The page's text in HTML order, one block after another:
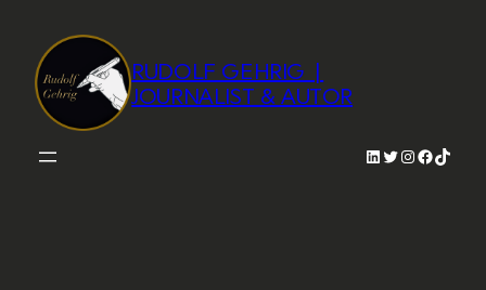
springen
RUDOLF GEHRIG |
JOURNALIST & AUTOR
LinkedIn
Twitter
Instagram
TikTok